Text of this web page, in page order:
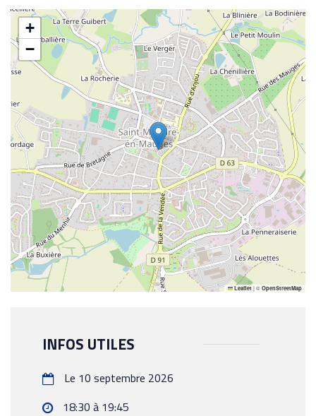
+
−
Leaflet |© OpenStreetMap
INFOS UTILES
Le 10 septembre 2026
18:30 à 19:45